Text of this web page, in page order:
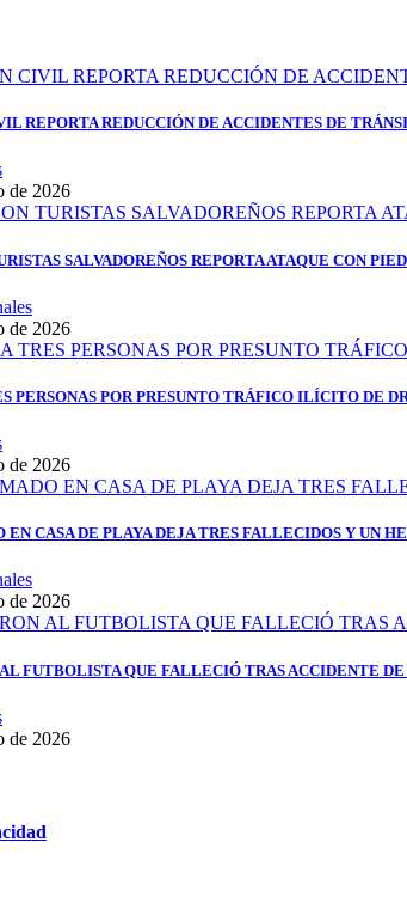
REPORTA REDUCCIÓN DE ACCIDENTES DE
de 2026
SALVADOREÑOS REPORTA ATAQUE CON
de 2026
PERSONAS POR PRESUNTO TRÁFICO ILÍCITO DE
de 2026
EN CASA DE PLAYA DEJA TRES FALLECIDOS Y UN
de 2026
FUTBOLISTA QUE FALLECIÓ TRAS ACCIDENTE
de 2026